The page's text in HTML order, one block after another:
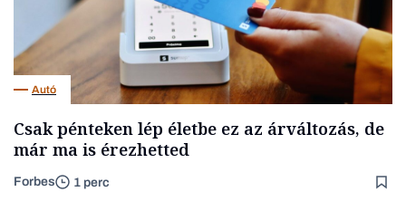
Autó
Csak pénteken lép életbe ez az árváltozás, de
már ma is érezhetted
Forbes 1 perc